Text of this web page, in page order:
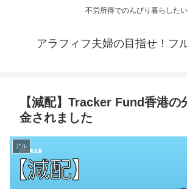
不労所得でのんびり暮らしたい
アラフィフ夫婦の目指せ！フ
【減配】Tracker Fund香港の
金されました
アル